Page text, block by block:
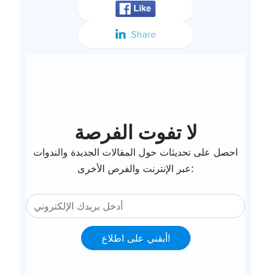
لا تفوت الفرصة
احصل على تحديثات حول المقالات الجديدة والندوات
عبر الإنترنت والفرص الأخرى:
أبقني على اطلاع!